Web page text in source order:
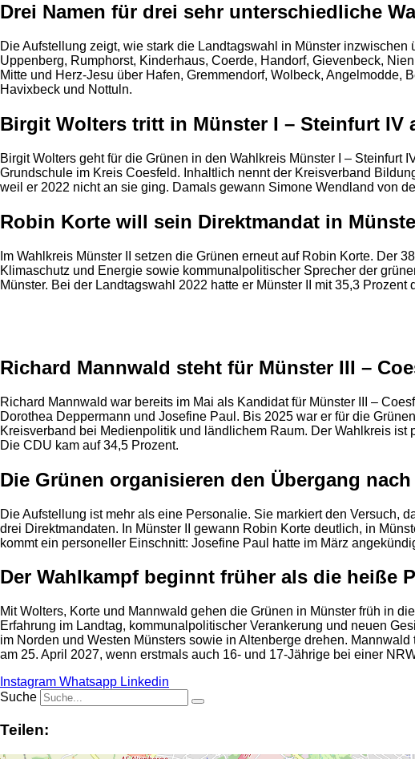
Drei Namen für drei sehr unterschiedliche
Die Aufstellung zeigt, wie stark die Landtagswahl in Münster
Uppenberg, Rumphorst, Kinderhaus, Coerde, Handorf, Gievenbeck,
Mitte und Herz-Jesu über Hafen, Gremmendorf, Wolbeck,
Havixbeck und Nottuln.
Birgit Wolters tritt in Münster I – Steinfurt IV
Birgit Wolters geht für die Grünen in den Wahlkreis Münster I –
Grundschule im Kreis Coesfeld. Inhaltlich nennt der Kreisverband
weil er 2022 nicht an sie ging. Damals gewann Simone Wendland von
Robin Korte will sein Direktmandat in
Im Wahlkreis Münster II setzen die Grünen erneut auf Robin Korte. Der
Klimaschutz und Energie sowie kommunalpolitischer Sprecher der
Münster. Bei der Landtagswahl 2022 hatte er Münster II mit 35,3
Richard Mannwald steht für Münster III –
Richard Mannwald war bereits im Mai als Kandidat für Münster III –
Dorothea Deppermann und Josefine Paul. Bis 2025 war er für die
Kreisverband bei Medienpolitik und ländlichem Raum. Der Wahlkreis
Die CDU kam auf 34,5 Prozent.
Die Grünen organisieren den Übergang
Die Aufstellung ist mehr als eine Personalie. Sie markiert den Versuch,
drei Direktmandaten. In Münster II gewann Robin Korte deutlich, in
kommt ein personeller Einschnitt: Josefine Paul hatte im März
Der Wahlkampf beginnt früher als die heiße
Mit Wolters, Korte und Mannwald gehen die Grünen in Münster früh in
Erfahrung im Landtag, kommunalpolitischer Verankerung und neuen
im Norden und Westen Münsters sowie in Altenberge drehen.
am 25. April 2027, wenn erstmals auch 16- und 17-Jährige bei einer
Instagram Whatsapp Linkedin
Suche
Teilen: